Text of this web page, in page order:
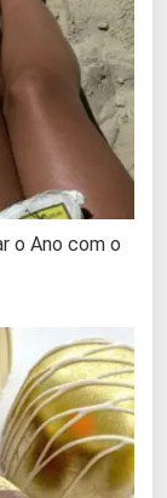
o Ano com o